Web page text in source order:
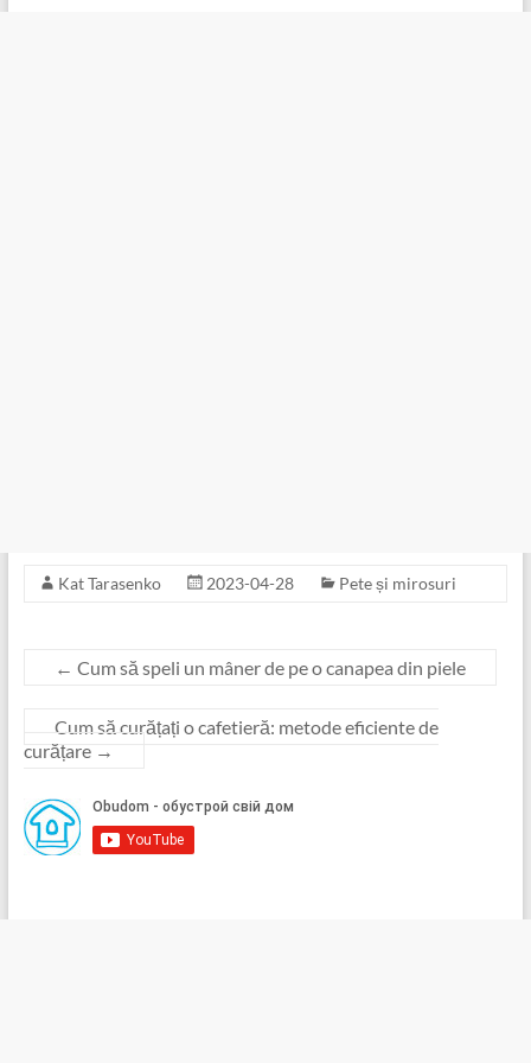
Kat Tarasenko 2023-04-28 Pete și mirosuri
← Cum să speli un mâner de pe o canapea din piele
Cum să curățați o cafetieră: metode eficiente de
curățare →